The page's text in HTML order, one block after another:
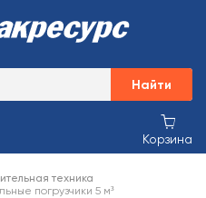
Найти
Корзина
техника
погрузчики 5 м³